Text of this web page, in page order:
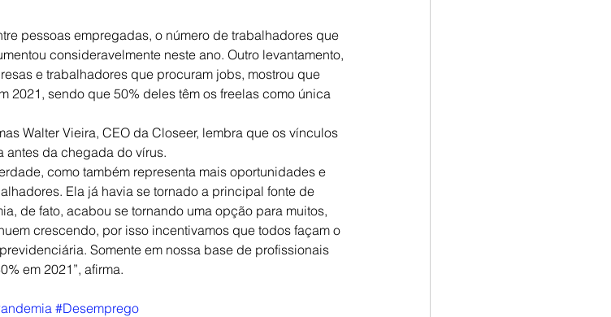
pessoas empregadas, o número de trabalhadores que
consideravelmente neste ano. Outro levantamento,
e trabalhadores que procuram jobs, mostrou que
2021, sendo que 50% deles têm os freelas como única
Walter Vieira, CEO da Closeer, lembra que os vínculos
antes da chegada do vírus.
como também representa mais oportunidades e
Ela já havia se tornado a principal fonte de
de fato, acabou se tornando uma opção para muitos,
crescendo, por isso incentivamos que todos façam o
Somente em nossa base de profissionais
em 2021”, afirma.
#Desemprego